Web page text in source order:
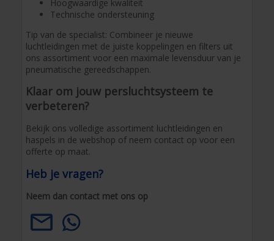
Hoogwaardige kwaliteit
Technische ondersteuning
Tip van de specialist: Combineer je nieuwe
luchtleidingen met de juiste koppelingen en filters uit
ons assortiment voor een maximale levensduur van je
pneumatische gereedschappen.
Klaar om jouw persluchtsysteem te
verbeteren?
Bekijk ons volledige assortiment luchtleidingen en
haspels in de webshop of neem contact op voor een
offerte op maat.
Heb je vragen?
Neem dan contact met ons op